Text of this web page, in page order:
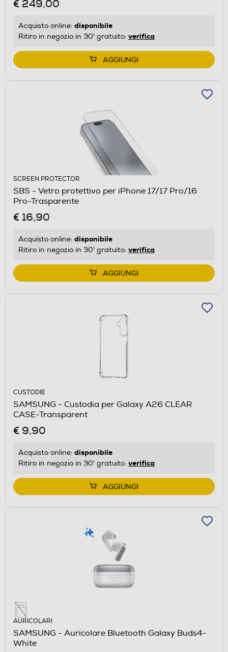
€ 249,00
Acquisto online: disponibile
Ritiro in negozio in 30' gratuito: verifica
AGGIUNGI
SCREEN PROTECTOR
SBS - Vetro protettivo per iPhone 17/17 Pro/16
Pro-Trasparente
€ 16,90
Acquisto online: disponibile
Ritiro in negozio in 30' gratuito: verifica
AGGIUNGI
CUSTODIE
SAMSUNG - Custodia per Galaxy A26 CLEAR
CASE-Transparent
€ 9,90
Acquisto online: disponibile
Ritiro in negozio in 30' gratuito: verifica
AGGIUNGI
AURICOLARI
SAMSUNG - Auricolare Bluetooth Galaxy Buds4-
White